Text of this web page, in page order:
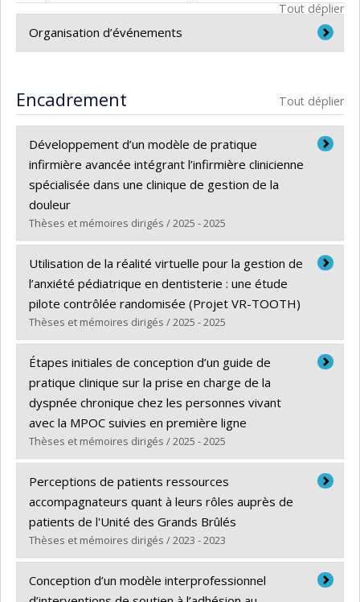
Tout déplier
Organisation d’événements
Collège des évaluateurs (CIHR/IRSC), Organization,
Academic Reviewer, Canadian Institutes of Health
2016 - Committee Member, Quebec Health
Research Funds - Junior 1 young investigators Salary
Award Committee, Organization, Academic Reviewer,
Fonds de recherche du Québec - Santé (FRQS)
Encadrement Tout déplier
Développement d’un modèle de pratique
infirmière avancée intégrant l’infirmière clinicienne
spécialisée dans une clinique de gestion de la
douleur
Thèses et mémoires dirigés / 2025 - 2025
Diplômé(e) : Lebeau, Julie
Cycle :Maîtrise
Diplôme obtenu :M. Sc.
Lien vers le document dans Papyrus
Utilisation de la réalité virtuelle pour la gestion de
l’anxiété pédiatrique en dentisterie : une étude
pilote contrôlée randomisée (Projet VR-TOOTH)
Thèses et mémoires dirigés / 2025 - 2025
Diplômé(e) :Wu, Wenjia
Cycle :Maîtrise
Diplôme obtenu :M. Sc.
Lien vers le document dans Papyrus
Étapes initiales de conception d’un guide de
pratique clinique sur la prise en charge de la
dyspnée chronique chez les personnes vivant
avec la MPOC suivies en première ligne
Thèses et mémoires dirigés / 2025 - 2025
Diplômé(e) :Gourde, David
Cycle :Maîtrise
Diplôme obtenu : M. Sc.
Lien vers le document dans Papyrus
Perceptions de patients ressources
accompagnateurs quant à leurs rôles auprès de
patients de l'Unité des Grands Brûlés
Thèses et mémoires dirigés / 2023 - 2023
Diplômé(e) :Fortin, Olivier
Cycle :Maîtrise
Conception d’un modèle interprofessionnel